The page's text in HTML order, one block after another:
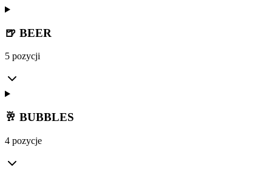
🍺 BEER
5 pozycji
🥂 BUBBLES
4 pozycje